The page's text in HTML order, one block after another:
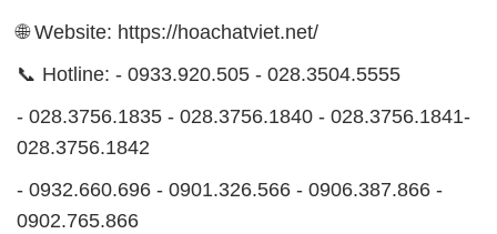
🌐 Website: https://hoachatviet.net/
📞 Hotline: - 0933.920.505 - 028.3504.5555
- 028.3756.1835 - 028.3756.1840 - 028.3756.1841-
028.3756.1842
- 0932.660.696 - 0901.326.566 - 0906.387.866 -
0902.765.866